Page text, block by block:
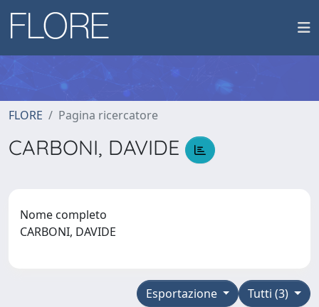
FLORE Pagina ricercatore
CARBONI, DAVIDE
Nome completo
CARBONI, DAVIDE
Tutti (3)
Esportazione